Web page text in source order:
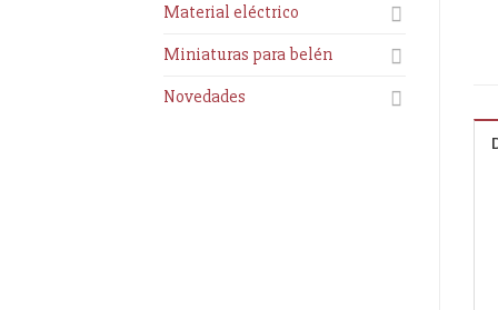
Material eléctrico
Miniaturas para belén
Novedades